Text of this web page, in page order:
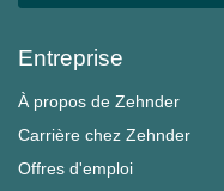
Entreprise
À propos de Zehnder
Carrière chez Zehnder
Offres d'emploi